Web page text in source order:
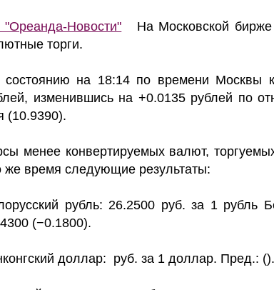
Новости" На Московской бирже
торги.
на 18:14 по времени Москвы
изменившись на +0.0135 рублей по
(10.9390).
менее конвертируемых валют,
же время следующие результаты:
рубль: 26.2500 руб. за 1 рубль
(−0.1800).
доллар: руб. за 1 доллар. Пред.: ().